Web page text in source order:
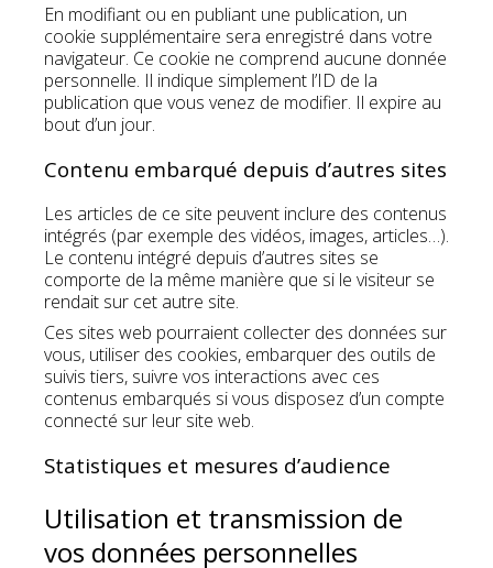
En modifiant ou en publiant une publication, un
cookie supplémentaire sera enregistré dans votre
navigateur. Ce cookie ne comprend aucune donnée
personnelle. Il indique simplement l’ID de la
publication que vous venez de modifier. Il expire au
bout d’un jour.
Contenu embarqué depuis d’autres sites
Les articles de ce site peuvent inclure des contenus
intégrés (par exemple des vidéos, images, articles…).
Le contenu intégré depuis d’autres sites se
comporte de la même manière que si le visiteur se
rendait sur cet autre site.
Ces sites web pourraient collecter des données sur
vous, utiliser des cookies, embarquer des outils de
suivis tiers, suivre vos interactions avec ces
contenus embarqués si vous disposez d’un compte
connecté sur leur site web.
Statistiques et mesures d’audience
Utilisation et transmission de
vos données personnelles